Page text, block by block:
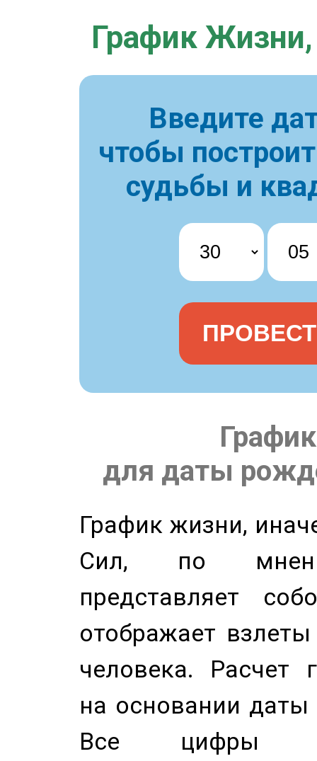
График Жизни,
Введите
чтобы
судьбы и
для даты
График жизни,
Сил, по
представляет
отображает
человека. Расчет
на основании
Все цифры